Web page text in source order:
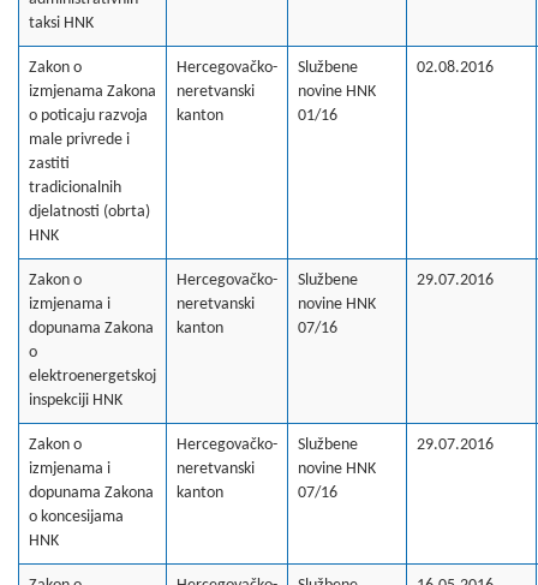
taksi HNK
Zakon o
izmjenama Zakona
o poticaju razvoja
male privrede i
zastiti
tradicionalnih
djelatnosti (obrta)
HNK
Hercegovačko-
neretvanski
kanton
Službene
novine HNK
01/16
02.08.2016
Zakon o
izmjenama i
dopunama Zakona
o
elektroenergetskoj
inspekciji HNK
Hercegovačko-
neretvanski
kanton
Službene
novine HNK
07/16
29.07.2016
Zakon o
izmjenama i
dopunama Zakona
o koncesijama
HNK
Hercegovačko-
neretvanski
kanton
Službene
novine HNK
07/16
29.07.2016